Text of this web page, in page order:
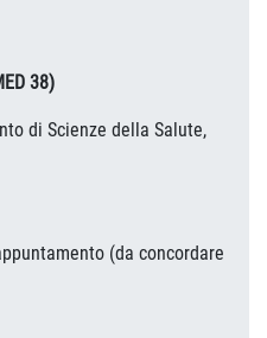
38)
di Scienze della Salute,
(da concordare